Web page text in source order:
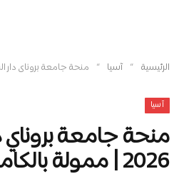
الرئيسية » آسيا » منحة جامعة بروناي دار السلام 2026 |
آسيا
منحة جامعة بروناي
2026 | ممولة بالكامل